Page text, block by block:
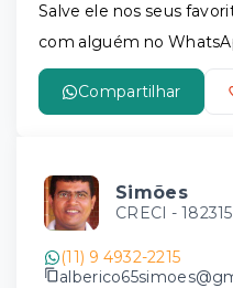
Salve ele nos seus
com alguém no
Compartilhar
Simões
CRECI - 182315
(11) 9 4932-2215